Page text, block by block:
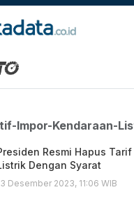
Impor
Impor-Kendaraan-
Resmi Hapus
Dengan Syarat
Desember 2023, 11:06 WIB